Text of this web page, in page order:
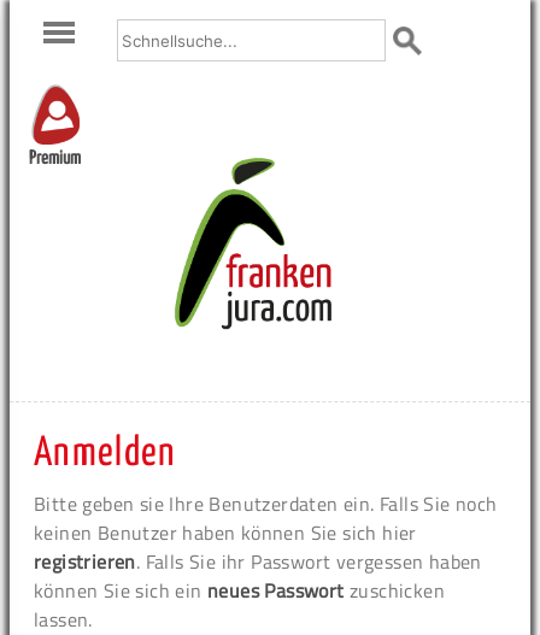
Premium
Anmelden
Bitte geben sie Ihre Benutzerdaten ein. Falls Sie noch
keinen Benutzer haben können Sie sich hier
registrieren. Falls Sie ihr Passwort vergessen haben
können Sie sich ein neues Passwort zuschicken
lassen.